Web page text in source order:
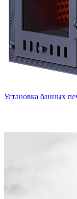
Установка банных